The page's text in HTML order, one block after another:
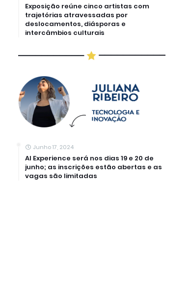
Exposição reúne cinco artistas com
trajetórias atravessadas por
deslocamentos, diásporas e
intercâmbios culturais
Junho 17, 2024
AI Experience será nos dias 19 e 20 de
junho; as inscrições estão abertas e as
vagas são limitadas